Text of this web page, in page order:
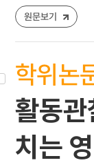
원문보기
학위논
활동
치는